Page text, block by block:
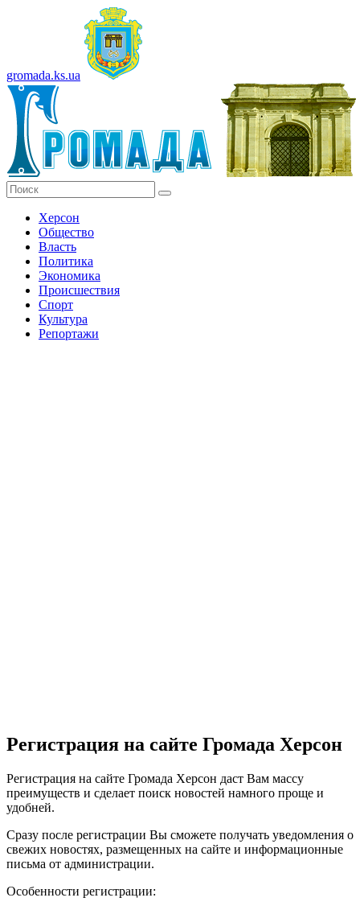
gromada.ks.ua
Херсон
Общество
Власть
Политика
Экономика
Происшествия
Спорт
Культура
Репортажи
Регистрация на сайте Громада Херсон
Регистрация на сайте Громада Херсон даст Вам массу
преимуществ и сделает поиск новостей намного проще и
удобней.
Сразу после регистрации Вы сможете получать уведомления о
свежих новостях, размещенных на сайте и информационные
письма от администрации.
Особенности регистрации: